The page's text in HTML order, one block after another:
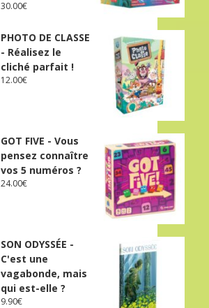
30.00€
PHOTO DE CLASSE
- Réalisez le
cliché parfait !
12.00€
GOT FIVE - Vous
pensez connaître
vos 5 numéros ?
24.00€
SON ODYSSÉE -
C'est une
vagabonde, mais
qui est-elle ?
9.90€